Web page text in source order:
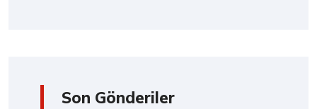
Son Gönderiler